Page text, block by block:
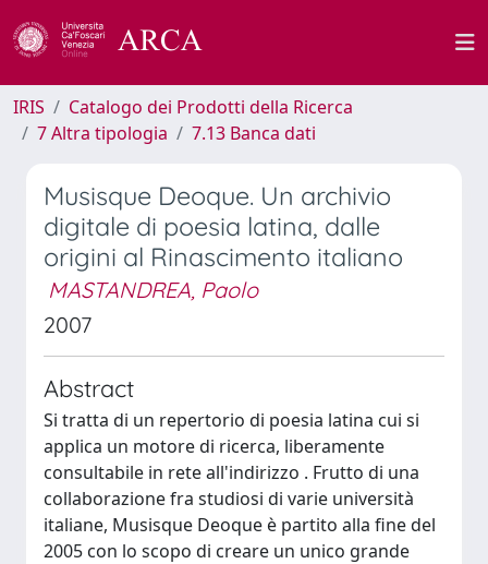
IRIS
Catalogo dei Prodotti della Ricerca
7 Altra tipologia
7.13 Banca dati
Musisque Deoque. Un archivio
digitale di poesia latina, dalle
origini al Rinascimento italiano
MASTANDREA, Paolo
2007
Abstract
Si tratta di un repertorio di poesia latina cui si
applica un motore di ricerca, liberamente
consultabile in rete all'indirizzo . Frutto di una
collaborazione fra studiosi di varie università
italiane, Musisque Deoque è partito alla fine del
2005 con lo scopo di creare un unico grande